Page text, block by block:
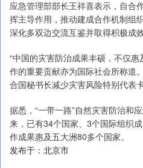
应急管理部部长王祥喜表示，自合
挥主导作用，推动建成合作机制组
深化多双边交流互鉴并取得积极成效
“中国的灾害防治成果丰硕，不仅
作的重要贡献亦为国际社会所称道
合国秘书长减少灾害风险特别代表卡
据悉，“一带一路”自然灾害防治和
来，已有34个国家、3个国际组织
作成果惠及五大洲80多个国家。
发布于：北京市